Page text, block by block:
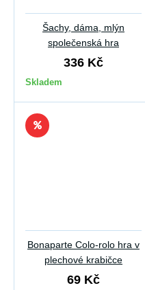
Šachy, dáma, mlýn
společenská hra
336 Kč
Skladem
Bonaparte Colo-rolo hra v
plechové krabičce
69 Kč